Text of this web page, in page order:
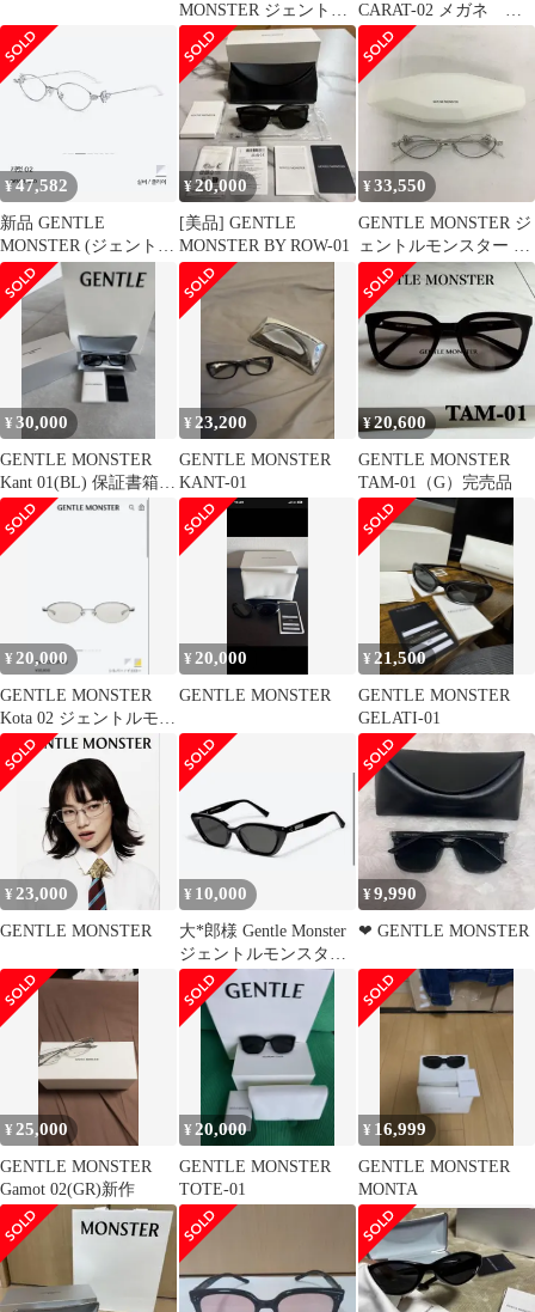
MONSTER ジェントル
モンスター ★完売品
CARAT-02 メガネ ジ
ュエリーコレクション
¥47,582
新品 GENTLE
MONSTER (ジェントル
モンスター) CARAT 02
¥20,000
[美品] GENTLE
MONSTER BY ROW-01
¥33,550
GENTLE MONSTER ジ
ェントルモンスター め
がね・サングラス
CARAT オーバル ジュ
エリーコレクション ケ
ース付き
¥30,000
GENTLE MONSTER
Kant 01(BL) 保証書箱紙
袋付き
¥ 23,200
GENTLE MONSTER
KANT-01
¥20,600
GENTLE MONSTER
TAM-01（G）完売品
¥ 20,000
GENTLE MONSTER
Kota 02 ジェントルモン
スター
¥ 20,000
GENTLE MONSTER
¥ 21,500
GENTLE MONSTER
GELATI-01
¥ 23,000
GENTLE MONSTER
¥ 10,000
大*郎様 Gentle Monster
ジェントルモンスター
Terra Cot
¥9,990
❤︎ GENTLE MONSTER
¥ 25,000
GENTLE MONSTER
Gamot 02(GR)新作
¥ 20,000
GENTLE MONSTER
TOTE-01
¥ 16,999
GENTLE MONSTER
MONTA